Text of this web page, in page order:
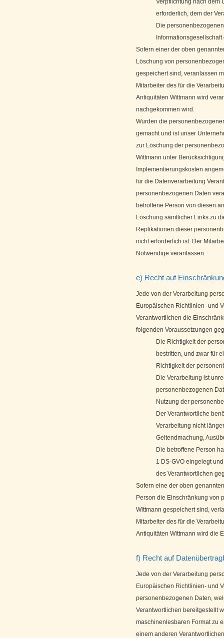
Verpflichtung nach dem
erforderlich, dem der
Die
Sofern einer der oben
Löschung von
gespeichert sind, veranlassen
Mitarbeiter des für die
Antiquitäten Wittmann wird
nachgekommen wird.
Wurden die
gemacht und ist unser
zur Löschung der
Wittmann unter
Implementierungskosten
für die Datenverarbeitung
personenbezogenen Daten
betroffene Person von diesen
Löschung sämtlicher Links zu
Replikationen dieser
nicht erforderlich ist. Der
Notwendige veranlassen.
e) Recht auf
Jede von der Verarbeitung
Europäischen Richtlinien- und
Verantwortlichen die
folgenden Voraussetzungen
Die Richtigkeit der
bestritten, und zwar für
Richtigkeit der
Die Verarbeitung ist
personenbezogenen
Nutzung der
Der Verantwortliche
Verarbeitung nicht
Geltendmachung,
Die betroffene Person
1 DS-GVO eingelegt
des Verantwortlichen
Sofern eine der oben
Person die Einschränkung von
Wittmann gespeichert sind,
Mitarbeiter des für die
Antiquitäten Wittmann wird die
f) Recht auf
Jede von der Verarbeitung
Europäischen Richtlinien- und
personenbezogenen Daten,
Verantwortlichen bereitgestellt
maschinenlesbaren Format zu
einem anderen